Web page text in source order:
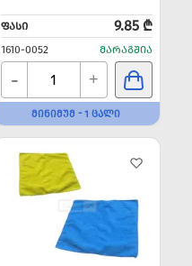
ᲤᲐᲡᲘ 9.85 ₾
1610-0052 ᲛᲐᲠᲐᲒᲨᲘᲐ
- +
ᲛᲘᲜᲘᲛᲣᲛ - 1 ᲪᲐᲚᲘ